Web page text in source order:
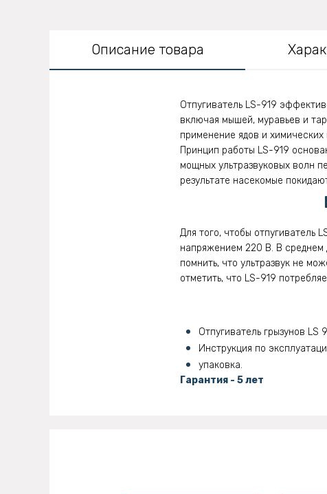
Описание товара
Отпугиватель LS-919
включая мышей, муравьев и
применение ядов и
Принцип работы LS-919
мощных ультразвуковых волн
результате насекомые
Для того, чтобы отпугиватель
напряжением 220 В. В среднем
помнить, что ультразвук не
отметить, что LS-919
Отпугиватель грызунов LS
Инструкция по
упаковка.
Гарантия - 5 лет